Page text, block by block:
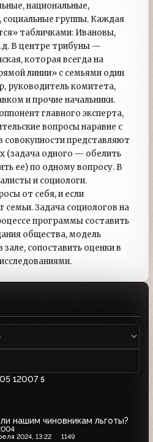
национальные,
социальные группы. Каждая
табличками: Ивановы,
В центре трибуны —
которая всегда на
линии» с семьями один
руководитель комитета,
и прочие начальники.
главного эксперта,
вопросы наравне с
совокупности представляют
(задача одного — обелить
ее) по одному вопросу. В
и социологи.
от себя, и если
Задача социологов на
программы составить
общества, модель
сопоставить оценки в
12007 5
нашим чиновникам льготы?
2024, 13:22 1149